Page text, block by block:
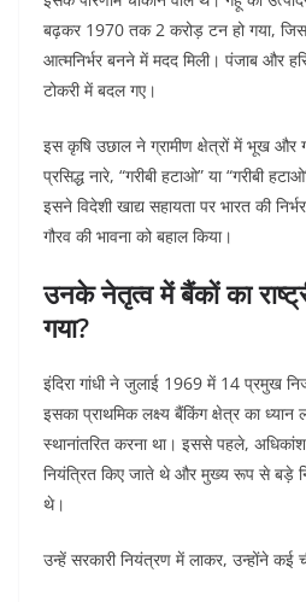
बढ़कर 1970 तक 2 करोड़ टन हो गया, जिससे
आत्मनिर्भर बनने में मदद मिली। पंजाब और
टोकरी में बदल गए।
इस कृषि उछाल ने ग्रामीण क्षेत्रों में भूख और
प्रसिद्ध नारे, “गरीबी हटाओ” या “गरीबी
इसने विदेशी खाद्य सहायता पर भारत की
गौरव की भावना को बहाल किया।
उनके नेतृत्व में बैंकों का
गया?
इंदिरा गांधी ने जुलाई 1969 में 14 प्रमुख
इसका प्राथमिक लक्ष्य बैंकिंग क्षेत्र का
स्थानांतरित करना था। इससे पहले, अधिकांश
नियंत्रित किए जाते थे और मुख्य रूप से बड़े
थे।
उन्हें सरकारी नियंत्रण में लाकर, उन्होंने कई